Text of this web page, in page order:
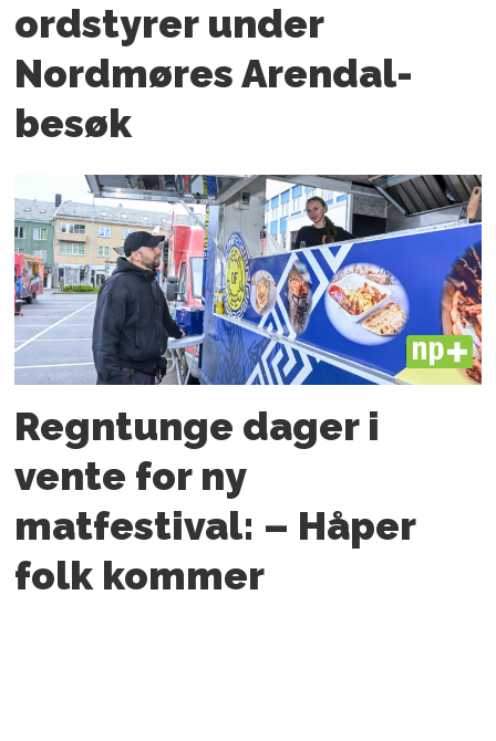
ordstyrer under
Nordmøres Arendal-
besøk
PLUS
Regntunge dager i
vente for ny
matfestival: – Håper
folk kommer